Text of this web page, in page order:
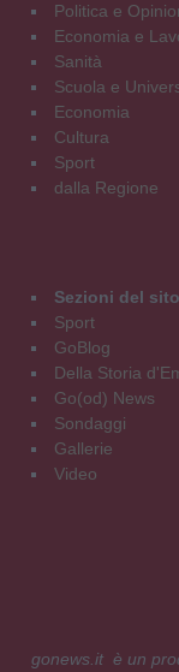
Politica e
Economia e
Sanità
Scuola e
Economia
Cultura
Sport
dalla Regione
Sezioni del sito
Sport
GoBlog
Della Storia
Go(od) News
Sondaggi
Gallerie
Video
gonews.it è un